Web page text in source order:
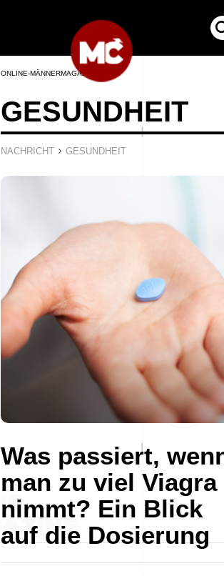
ONLINE-MÄNNERMAGAZIN
GESUNDHEIT
NACHRICHT › GESUNDHEIT
Was passiert,
man zu viel Viagra
nimmt? Ein Blick
auf die Dosierung